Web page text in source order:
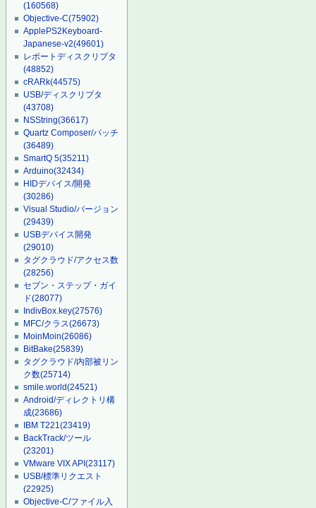
(160568)
Objective-C(75902)
ApplePS2Keyboard-
Japanese-v2(49601)
レポートディスクリプタ
(48852)
cRARk(44575)
USB/ディスクリプタ
(43708)
NSString(36617)
Quartz Composer/パッチ
(36489)
SmartQ 5(35211)
Arduino(32434)
HIDデバイス/開発
(30286)
Visual Studio/バージョン
(29439)
USBデバイス開発
(29010)
タグクラウド/アクセス数
(28256)
セブン・ステップ・ガイ
ド(28077)
IndivBox.key(27576)
MFC/クラス(26673)
MoinMoin(26086)
BitBake(25839)
タグクラウド/内部被リン
ク数(25714)
smile.world(24521)
Android/ディレクトリ構
成(23686)
IBM T221(23419)
BackTrack/ツール
(23201)
VMware VIX API(23117)
USB/標準リクエスト
(22925)
Objective-C/ファイル入